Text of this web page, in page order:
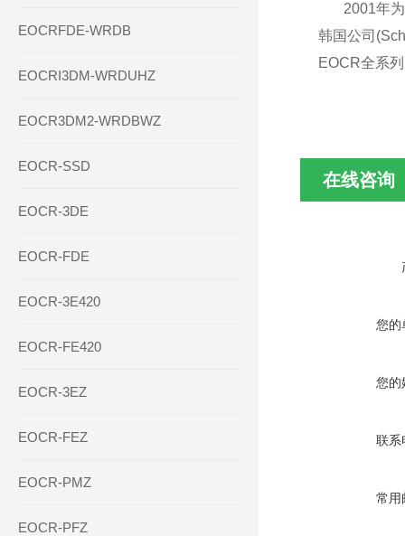
EOCRFDE-WRDB
EOCRI3DM-WRDUHZ
EOCR3DM2-WRDBWZ
EOCR-SSD
EOCR-3DE
EOCR-FDE
EOCR-3E420
EOCR-FE420
EOCR-3EZ
EOCR-FEZ
EOCR-PMZ
EOCR-PFZ
2001年为
韩国公司
EOCR全系
在线咨询
您的
您的
联系
常用